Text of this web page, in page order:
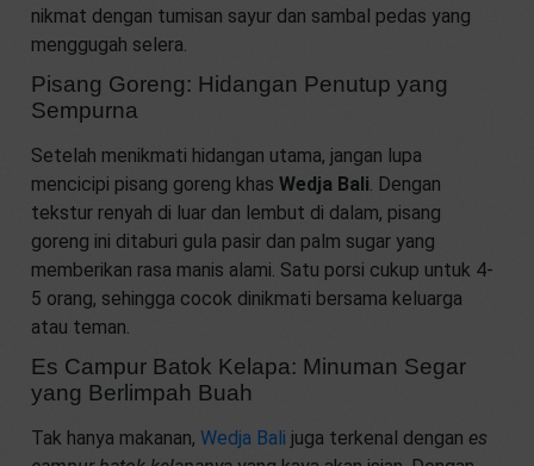
nikmat dengan tumisan sayur dan sambal pedas yang
menggugah selera.
Pisang Goreng: Hidangan Penutup yang
Sempurna
Setelah menikmati hidangan utama, jangan lupa
mencicipi pisang goreng khas Wedja Bali . Dengan
tekstur renyah di luar dan lembut di dalam, pisang
goreng ini ditaburi gula pasir dan palm sugar yang
memberikan rasa manis alami. Satu porsi cukup untuk 4-
5 orang, sehingga cocok dinikmati bersama keluarga
atau teman.
Es Campur Batok Kelapa: Minuman Segar
yang Berlimpah Buah
Tak hanya makanan, Wedja Bali juga terkenal dengan es